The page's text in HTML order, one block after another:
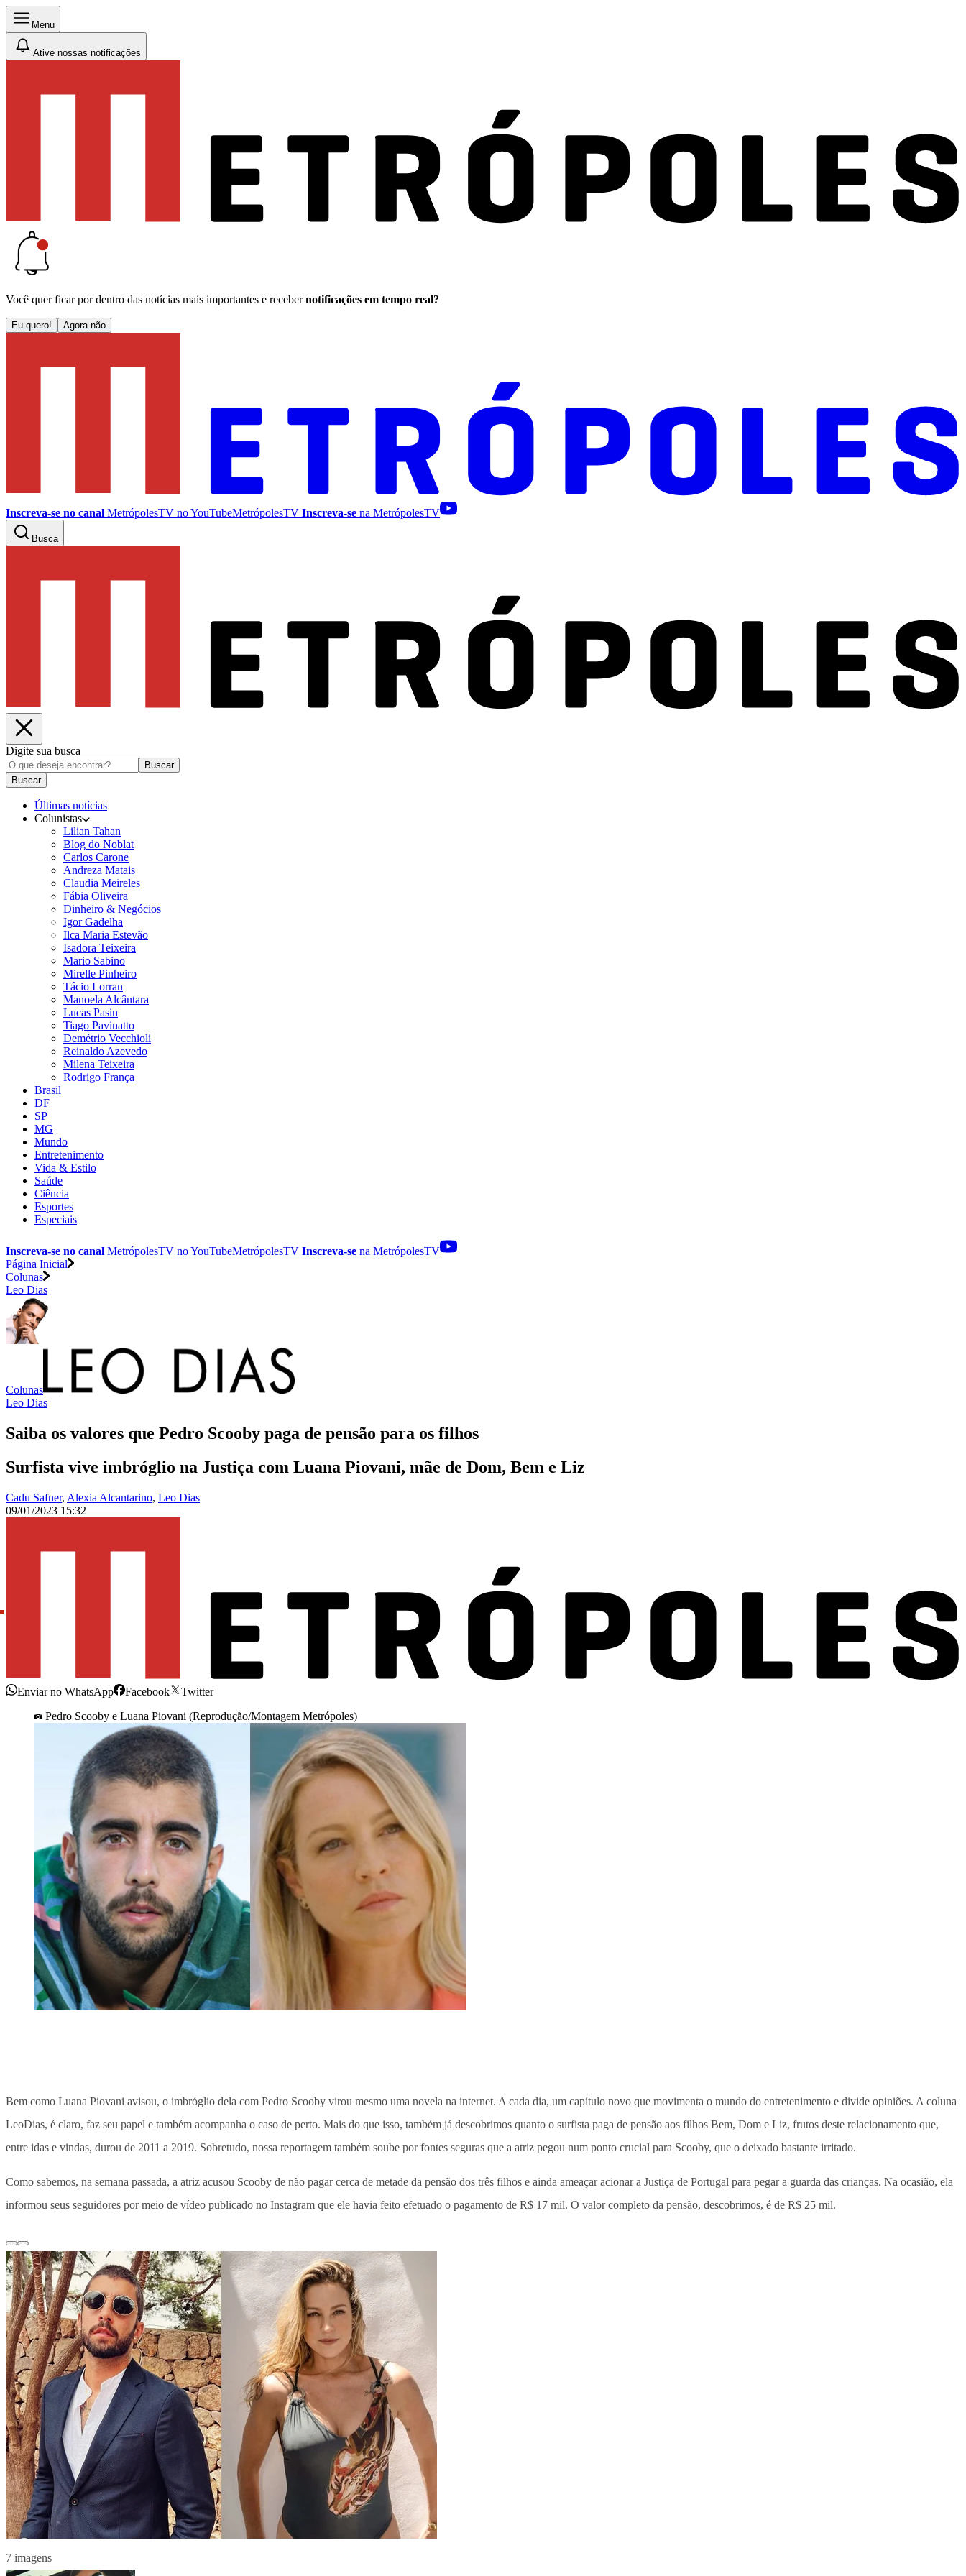
Menu
Ative nossas notificações
Você quer ficar por dentro das notícias mais importantes e receber notificações em tempo real?
Eu quero! Agora não
Inscreva-se no canal MetrópolesTV noYouTubeMetrópolesTV Inscreva-se na MetrópolesTV
Busca
Digite sua busca
Buscar
Buscar
Últimas notícias
Colunistas
Lilian Tahan
Blog do Noblat
Carlos Carone
Andreza Matais
Claudia Meireles
Fábia Oliveira
Dinheiro & Negócios
Igor Gadelha
Ilca Maria Estevão
Isadora Teixeira
Mario Sabino
Mirelle Pinheiro
Tácio Lorran
Manoela Alcântara
Lucas Pasin
Tiago Pavinatto
Demétrio Vecchioli
Reinaldo Azevedo
Milena Teixeira
Rodrigo França
Brasil
DF
SP
MG
Mundo
Entretenimento
Vida & Estilo
Saúde
Ciência
Esportes
Especiais
Inscreva-se no canal MetrópolesTV noYouTubeMetrópolesTV Inscreva-se na MetrópolesTV
Página Inicial
Colunas
Leo Dias
Colunas
Leo Dias
Saiba os valores que Pedro Scooby paga de pensão para os filhos
Surfista vive imbróglio na Justiça com Luana Piovani, mãe de Dom, Bem e Liz
Cadu Safner, Alexia Alcantarino, Leo Dias
09/01/2023 15:32
Enviar no WhatsApp Facebook
Twitter
Pedro Scooby e Luana Piovani (Reprodução/Montagem Metrópoles)
Bem como Luana Piovani avisou, o imbróglio dela com Pedro Scooby virou mesmo uma novela na internet. A cada dia, um capítulo novo que movimenta o mundo do entretenimento e divide opiniões. A coluna
LeoDias, é claro, faz seu papel e também acompanha o caso de perto. Mais do que isso, também já descobrimos quanto o surfista paga de pensão aos filhos Bem, Dom e Liz, frutos deste relacionamento que,
entre idas e vindas, durou de 2011 a 2019. Sobretudo, nossa reportagem também soube por fontes seguras que a atriz pegou num ponto crucial para Scooby, que o deixado bastante irritado.
Como sabemos, na semana passada, a atriz acusou Scooby de não pagar cerca de metade da pensão dos três filhos e ainda ameaçar acionar a Justiça de Portugal para pegar a guarda das crianças. Na ocasião, ela
informou seus seguidores por meio de vídeo publicado no Instagram que ele havia feito efetuado o pagamento de R$ 17 mil. O valor completo da pensão, descobrimos, é de R$ 25 mil.
7 imagens